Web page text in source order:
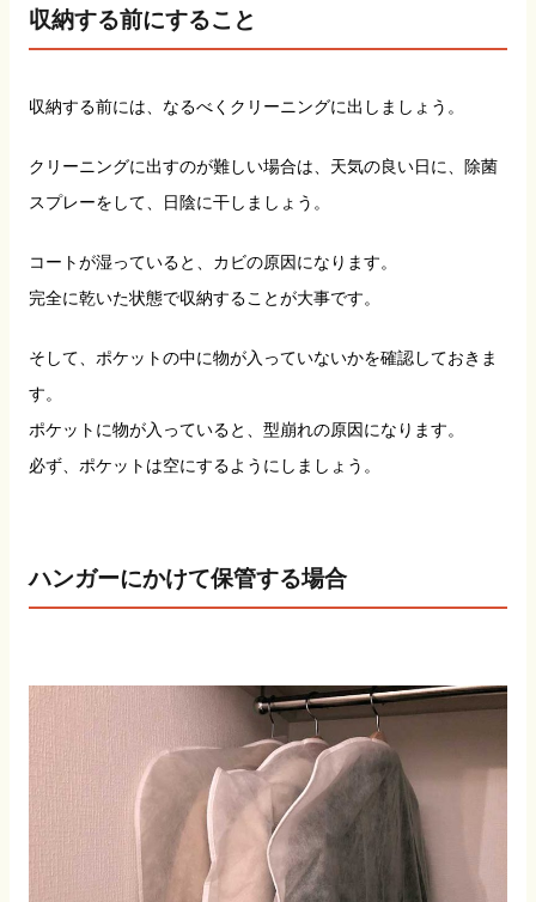
収納する前にすること
収納する前には、なるべくクリーニングに出しましょう。
クリーニングに出すのが難しい場合は、天気の良い日に、除菌
スプレーをして、日陰に干しましょう。
コートが湿っていると、カビの原因になります。
完全に乾いた状態で収納することが大事です。
そして、ポケットの中に物が入っていないかを確認しておきま
す。
ポケットに物が入っていると、型崩れの原因になります。
必ず、ポケットは空にするようにしましょう。
ハンガーにかけて保管する場合